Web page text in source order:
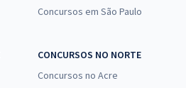
Concursos em São Paulo
CONCURSOS NO NORTE
Concursos no Acre